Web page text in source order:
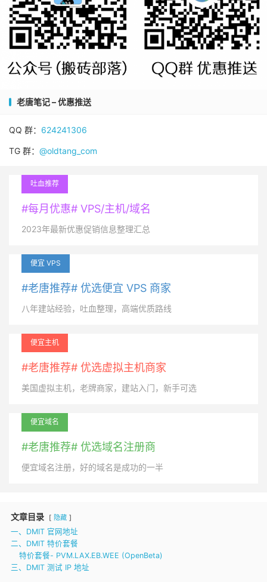
老唐笔记 – 优惠推送
QQ 群： 624241306
TG 群： @oldtang_com
吐血推荐
#每月优惠# VPS/主机/域名
2023年最新优惠促销信息整理汇总
便宜 VPS
#老唐推荐# 优选便宜 VPS 商家
八年建站经验，吐血整理，高端优质路线
便宜主机
#老唐推荐# 优选虚拟主机商家
美国虚拟主机，老牌商家，建站入门，新手可选
便宜域名
#老唐推荐# 优选域名注册商
便宜域名注册，好的域名是成功的一半
文章目录 隐藏
一、DMIT 官网地址
二、DMIT 特价套餐
特价套餐- PVM.LAX.EB.WEE (OpenBeta)
三、DMIT 测试 IP 地址